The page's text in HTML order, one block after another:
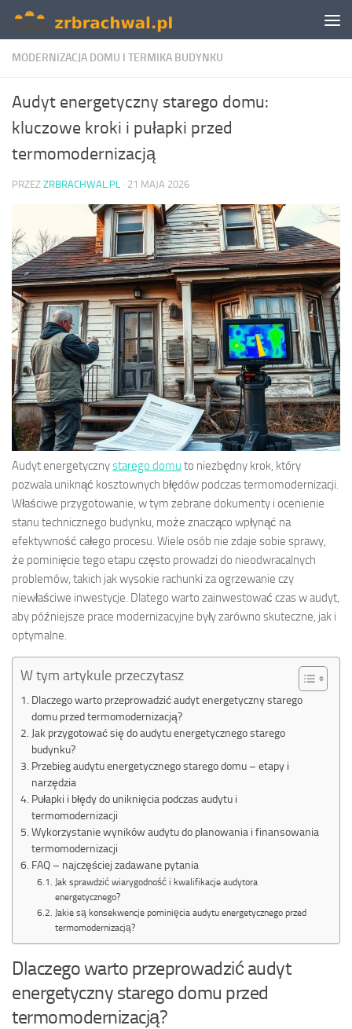
Skip to content
MODERNIZACJA DOMU I TERMIKA BUDYNKU
Audyt energetyczny starego domu:
kluczowe kroki i pułapki przed
termomodernizacją
PRZEZ ZRBRACHWAL.PL · 21 MAJA 2026
Audyt energetycznystarego domu to niezbędny krok, który
pozwala uniknąć kosztownych błędów podczas termomodernizacji.
Właściwe przygotowanie, w tym zebrane dokumenty i ocenienie
stanu technicznego budynku, może znacząco wpłynąć na
efektywność całego procesu. Wiele osób nie zdaje sobie sprawy,
że pominięcie tego etapu często prowadzi do nieodwracalnych
problemów, takich jak wysokie rachunki za ogrzewanie czy
niewłaściwe inwestycje. Dlatego warto zainwestować czas w audyt,
aby późniejsze prace modernizacyjne były zarówno skuteczne, jak i
optymalne.
W tym artykule przeczytasz
Dlaczego warto przeprowadzić audyt energetyczny starego
domu przed termomodernizacją?
Jak przygotować się do audytu energetycznego starego
budynku?
Przebieg audytu energetycznego starego domu – etapy i
narzędzia
Pułapki i błędy do uniknięcia podczas audytu i
termomodernizacji
Wykorzystanie wyników audytu do planowania i finansowania
termomodernizacji
FAQ – najczęściej zadawane pytania
Jak sprawdzić wiarygodność i kwalifikacje audytora
energetycznego?
Jakie są konsekwencje pominięcia audytu energetycznego przed
termomodernizacją?
Dlaczego warto przeprowadzić audyt
energetyczny starego domu przed
termomodernizacją?